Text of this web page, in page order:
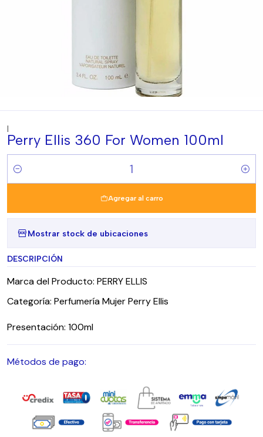
|
Perry Ellis 360 For Women 100ml
Cantidad
Agregar al carro
Mostrar stock de ubicaciones
DESCRIPCIÓN
Marca del Producto: PERRY ELLIS
Categoría: Perfumería Mujer Perry Ellis
Presentación: 100ml
Métodos de pago: